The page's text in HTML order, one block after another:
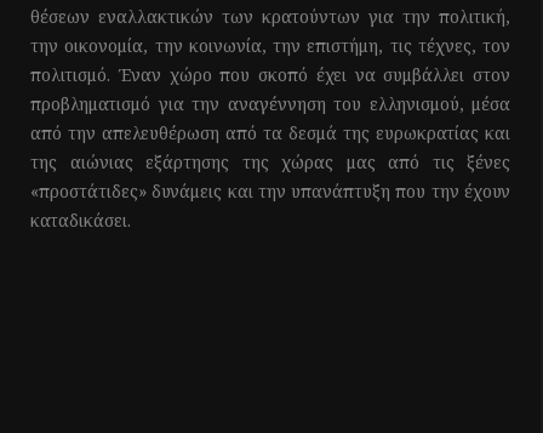
θέσεων εναλλακτικών των κρατούντων για την πολιτική,
την οικονομία, την κοινωνία, την επιστήμη, τις τέχνες, τον
πολιτισμό. Έναν χώρο που σκοπό έχει να συμβάλλει στον
προβληματισμό για την αναγέννηση του ελληνισμού, μέσα
από την απελευθέρωση από τα δεσμά της ευρωκρατίας και
της αιώνιας εξάρτησης της χώρας μας από τις ξένες
«προστάτιδες» δυνάμεις και την υπανάπτυξη που την έχουν
καταδικάσει.